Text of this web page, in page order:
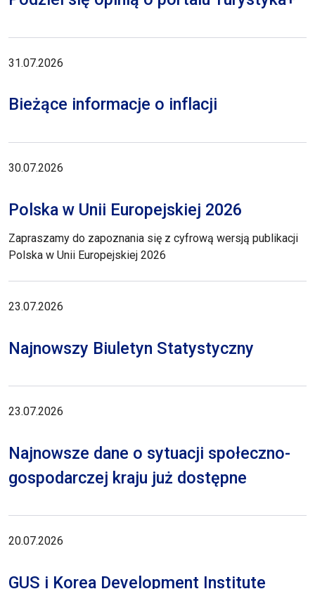
31.07.2026
Bieżące informacje o inflacji
30.07.2026
Polska w Unii Europejskiej 2026
Zapraszamy do zapoznania się z cyfrową wersją publikacji
Polska w Unii Europejskiej 2026
23.07.2026
Najnowszy Biuletyn Statystyczny
23.07.2026
Najnowsze dane o sytuacji społeczno-
gospodarczej kraju już dostępne
20.07.2026
GUS i Korea Development Institute